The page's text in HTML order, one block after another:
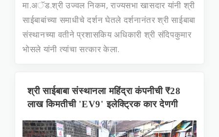
मा.अॅड.श्री उज्‍वल निकम, राज्‍यसभा खासदार यांनी श्री
साईबाबांच्‍या समाधीचे दर्शन घेतले दर्शनानंतर श्री साईबाबा
संस्‍थानच्‍या वतीने प्रशासकिय अधिकारी श्री संदिपकुमार
भोसले यांनी त्‍यांचा सत्‍कार केला.
श्री साईबाबा संस्थानला महिंद्रा कंपनीची ₹28
लाख किमतीची 'EV9' इलेक्ट्रिक कार देणगी